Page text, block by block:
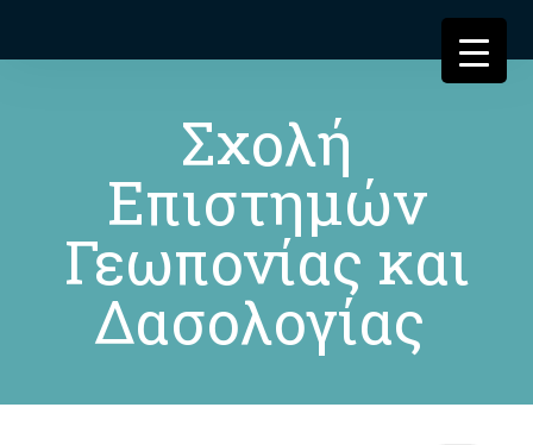
Σχολή
Επιστημών
Γεωπονίας και
Δασολογίας